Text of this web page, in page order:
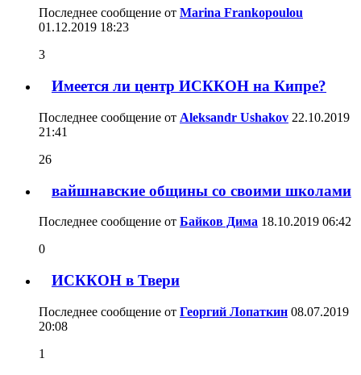
Последнее сообщение от Marina Frankopoulou
01.12.2019 18:23
3
Имеется ли центр ИСККОН на Кипре?
Последнее сообщение от Aleksandr Ushakov 22.10.2019
21:41
26
вайшнавские общины со своими школами
Последнее сообщение от Байков Дима 18.10.2019 06:42
0
ИСККОН в Твери
Последнее сообщение от Георгий Лопаткин 08.07.2019
20:08
1